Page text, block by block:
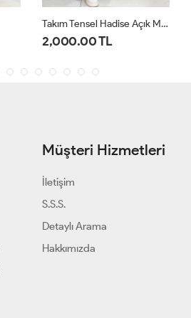
Takım Tensel Hadise Açık Mavi
2,000.00 TL
Müşteri Hizmetleri
İletişim
S.S.S.
Detaylı Arama
Hakkımızda